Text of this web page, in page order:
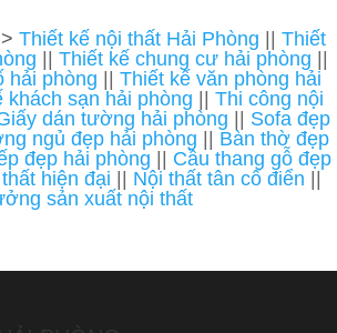
Thiết kế nội thất Hải Phòng || Thiết
|| Thiết kế chung cư hải phòng ||
hải phòng || Thiết kế văn phòng hải
khách sạn hải phòng || Thi công nội
dán tường hải phòng || Sofa đẹp
ngủ đẹp hải phòng || Bàn thờ đẹp
đẹp hải phòng || Cầu thang gỗ đẹp
hiện đại || Nội thất tân cổ điển ||
sản xuất nội thất